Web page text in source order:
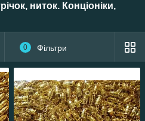
ниток. Конціоніки,
0 Фільтри